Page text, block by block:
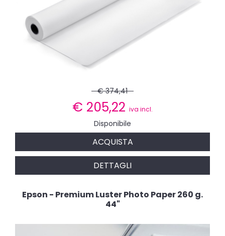
€ 374,41
€ 205,22 iva incl.
Disponibile
ACQUISTA
DETTAGLI
Epson - Premium Luster Photo Paper 260 g.
44"